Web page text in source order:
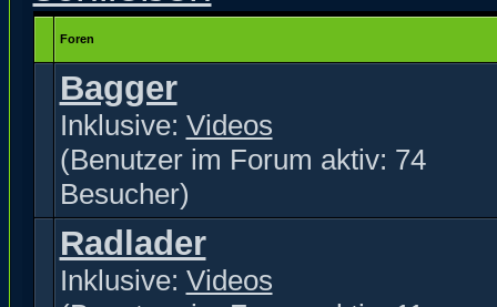
Foren
Bagger
Inklusive: Videos
(Benutzer im Forum aktiv: 74
Besucher)
Radlader
Inklusive: Videos